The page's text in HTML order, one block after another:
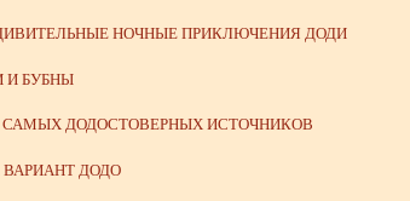
НОЧНЫЕ ПРИКЛЮЧЕНИЯ ДОДИ
И БУБНЫ
САМЫХ ДОДОСТОВЕРНЫХ ИСТОЧНИКОВ
ВАРИАНТ ДОДО